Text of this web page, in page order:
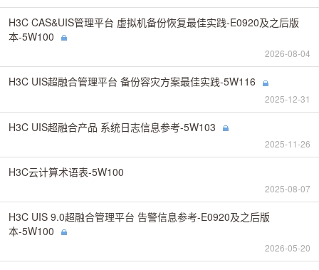
H3C CAS&UIS管理平台 虚拟机备份恢复最佳实践-E0920及之后版
本-5W100
2026-08-04
H3C UIS超融合管理平台 备份容灾方案最佳实践-5W116
2025-12-31
H3C UIS超融合产品 系统日志信息参考-5W103
2025-11-26
H3C云计算术语表-5W100
2025-08-07
H3C UIS 9.0超融合管理平台 告警信息参考-E0920及之后版
本-5W100
2026-05-20